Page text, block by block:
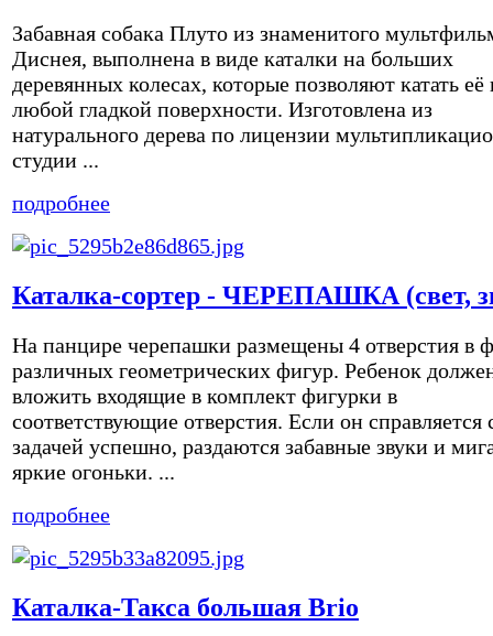
Забавная собака Плуто из знаменитого
Диснея, выполнена в виде каталки на больших
деревянных колесах, которые позволяют катать её
любой гладкой поверхности. Изготовлена из
натурального дерева по лицензии
студии ...
подробнее
Каталка-сортер - ЧЕРЕПАШКА (свет,
На панцире черепашки размещены 4 отверстия в
различных геометрических фигур. Ребенок
вложить входящие в комплект фигурки в
соответствующие отверстия. Если он справляется
задачей успешно, раздаются забавные звуки и
яркие огоньки. ...
подробнее
Каталка-Такса большая Brio